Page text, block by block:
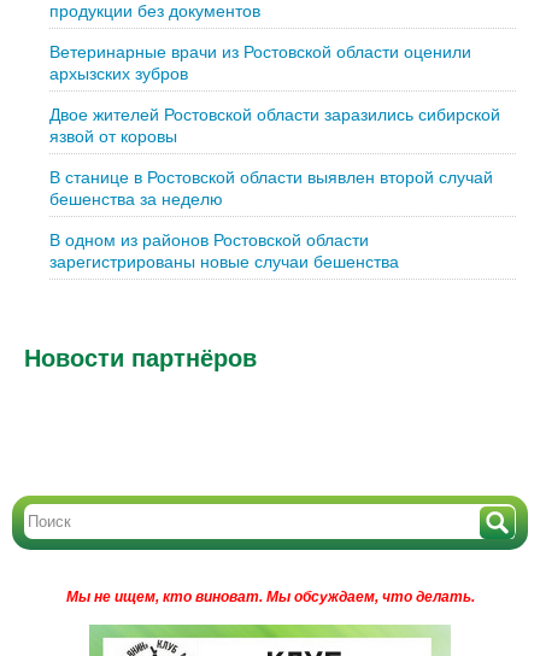
продукции без документов
Ветеринарные врачи из Ростовской области оценили
архызских зубров
Двое жителей Ростовской области заразились сибирской
язвой от коровы
В станице в Ростовской области выявлен второй случай
бешенства за неделю
В одном из районов Ростовской области
зарегистрированы новые случаи бешенства
Новости партнёров
Мы не ищем, кто виноват. Мы обсуждаем, что делать.